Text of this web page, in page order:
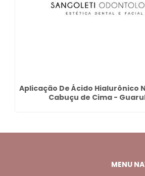
Aplicação De Ácido Hialurônico
Cabuçu de Cima -
MENU